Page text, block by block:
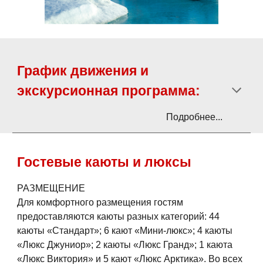
График движения и
экскурсионная программа:
Подробнее...
Гостевые каюты и люксы
РАЗМЕЩЕНИЕ
Для комфортного размещения гостям
предоставляются каюты разных категорий: 44
каюты «Стандарт»; 6 кают «Мини-люкс»; 4 каюты
«Люкс Джуниор»; 2 каюты «Люкс Гранд»; 1 каюта
«Люкс Виктория» и 5 кают «Люкс Арктика». Во всех